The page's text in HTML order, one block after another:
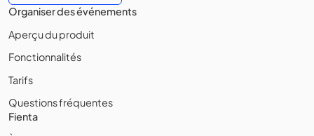
Organiser des événements
Aperçu du produit
Fonctionnalités
Tarifs
Questions fréquentes
Fienta